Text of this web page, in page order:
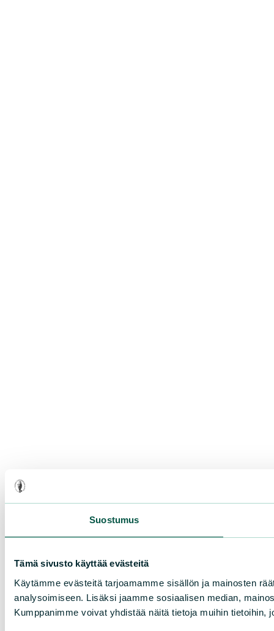
Suostumus
Tämä sivusto käyttää evästeitä
Käytämme evästeitä tarjoamamme sisällön ja mainosten
analysoimiseen. Lisäksi jaamme sosiaalisen median,
Kumppanimme voivat yhdistää näitä tietoja muihin tietoihin,